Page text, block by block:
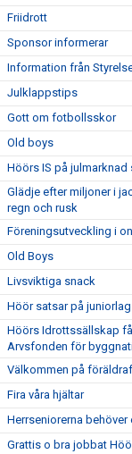
Friidrott
Sponsor informerar
Information från
Julklappstips
Gott om fotbollsskor
Old boys
Höörs IS på julmarknad
Glädje efter miljoner i
regn och rusk
Föreningsutveckling i
Old Boys
Livsviktiga snack
Höör satsar på juniorlag
Höörs Idrottssällskap
Arvsfonden för
Välkommen på
Fira våra hjältar
Herrseniorerna behöver
Grattis o bra jobbat